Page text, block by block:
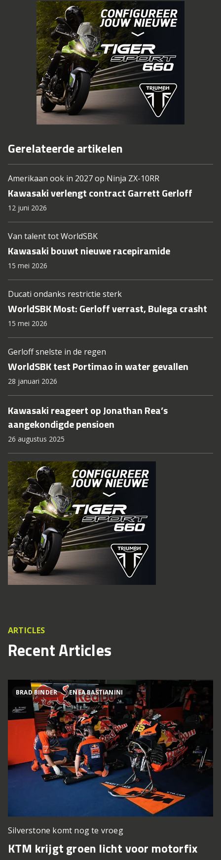
Gerelateerde artikelen
Amerikaan ook in 2027 op Ninja ZX-10RR
Kawasaki verlengt contract Garrett Gerloff
12 juni 2026
Van talent tot WorldSBK
Kawasaki bouwt nieuwe racepiramide
15 mei 2026
Ducati ondanks restrictie sterk
WorldSBK Most: Gerloff verrast, Bulega crasht
15 mei 2026
Gerloff snelste in de regen
WorldSBK test Portimao in water gevallen
28 januari 2026
Kawasaki reageert op Jonathan Rea’s
aangekondigde pensioen
26 augustus 2025
ARTICLES
Recent Articles
BRAD BINDER ENEA BASTIANINI
Silverstone komt nog te vroeg
KTM krijgt groen licht voor motorfix